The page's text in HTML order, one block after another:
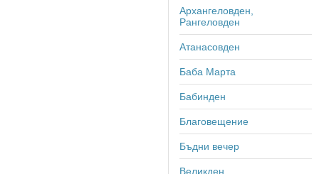
Архангеловден,
Рангеловден
Атанасовден
Баба Марта
Бабинден
Благовещение
Бъдни вечер
Великден